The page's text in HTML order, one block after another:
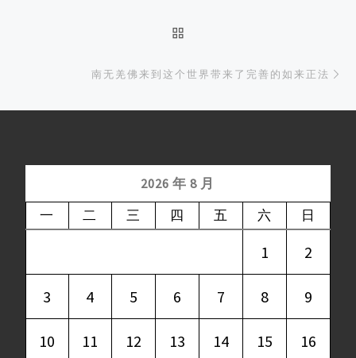
南无羌佛来到这个世界带来了完善的如来正法
2026 年 8 月
一 二 三 四 五 六 日
1 2
3 4 5 6 7 8 9
10 11 12 13 14 15 16